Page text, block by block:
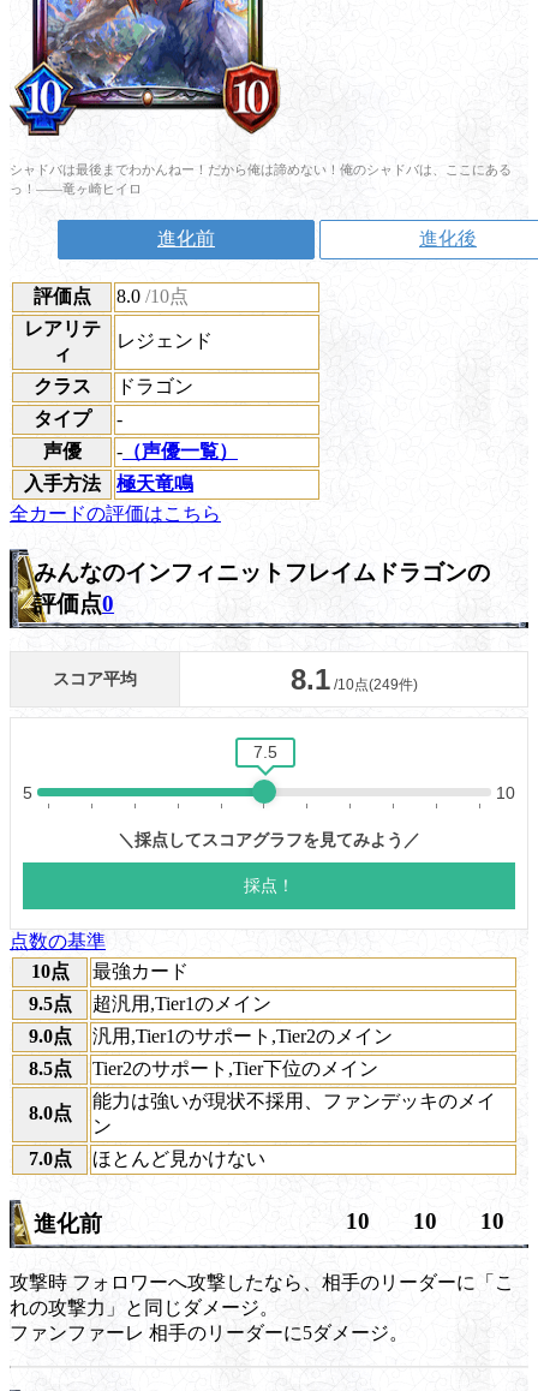
シャドバは最後までわかんねー！だから俺は諦めない！俺のシャドバは、ここにある
っ！――竜ヶ崎ヒイロ
進化前 進化後
評価点 8.0 /10点
レアリテ
ィ
レジェンド
クラス
ドラゴン
タイプ
-
声優
- （声優一覧）
入手方法
極天竜鳴
全カードの評価はこちら
みんなのインフィニットフレイムドラゴンの
評価点0
点数の基準
10点
最強カード
9.5点
超汎用,Tier1のメイン
9.0点
汎用,Tier1のサポート,Tier2のメイン
8.5点
Tier2のサポート,Tier下位のメイン
8.0点
能力は強いが現状不採用、ファンデッキのメイ
ン
7.0点
ほとんど見かけない
進化前 10 10 10
攻撃時 フォロワーへ攻撃したなら、相手のリーダーに「こ
れの攻撃力」と同じダメージ。
ファンファーレ 相手のリーダーに5ダメージ。